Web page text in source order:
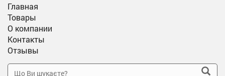
Главная
Товары
О компании
Контакты
Отзывы